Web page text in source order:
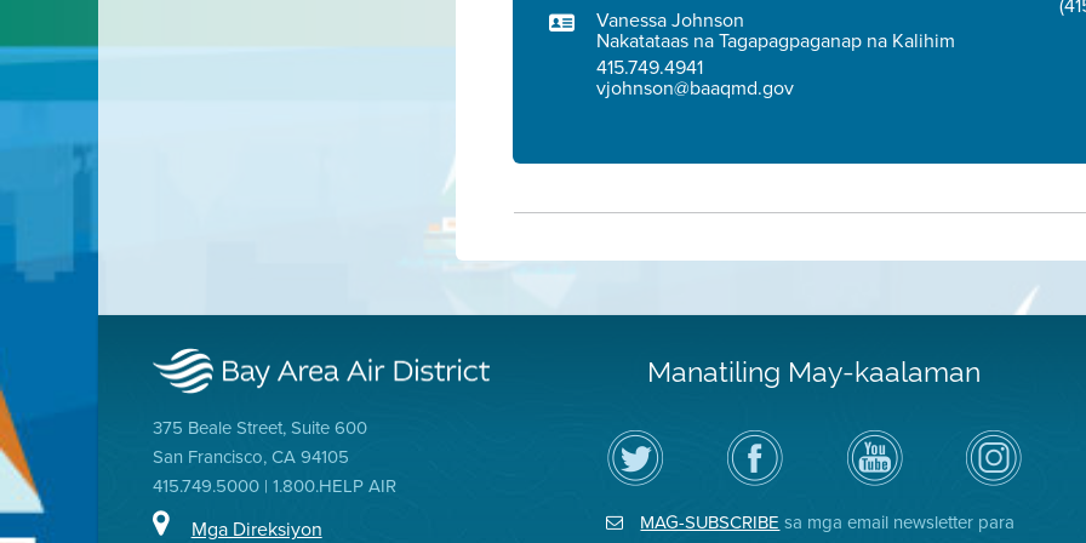
Vanessa Johnson
Nakatataas na Tagapagpaganap na Kalihim
415.749.4941
vjohnson@baaqmd.gov
375 Beale Street, Suite 600
San Francisco, CA 94105
415.749.5000 | 1.800.HELP AIR
Mga Direksiyon
Manatiling May-kaalaman
I-
follow
ang
Air
sa
Bisitahin
ang
Page
sa
ng
Channel
sa
YouTube
ng
District
Air
District
on
Instagram
MAG-SUBSCRIBE sa mga email newsletter para